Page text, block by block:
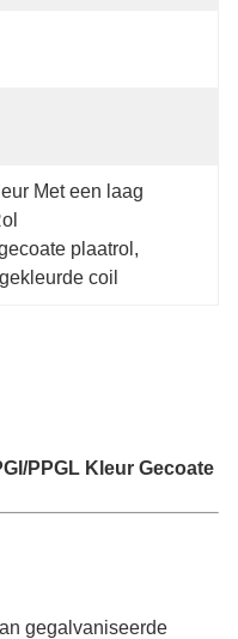
Met een laag
plaatrol ,
coil
PPGL Kleur Gecoate
gegalvaniseerde